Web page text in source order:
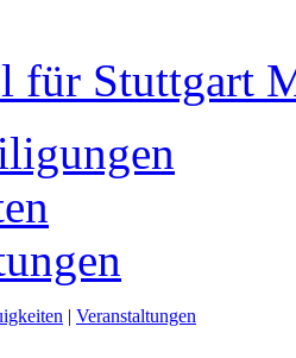
für Stuttgart
| Veranstaltungen